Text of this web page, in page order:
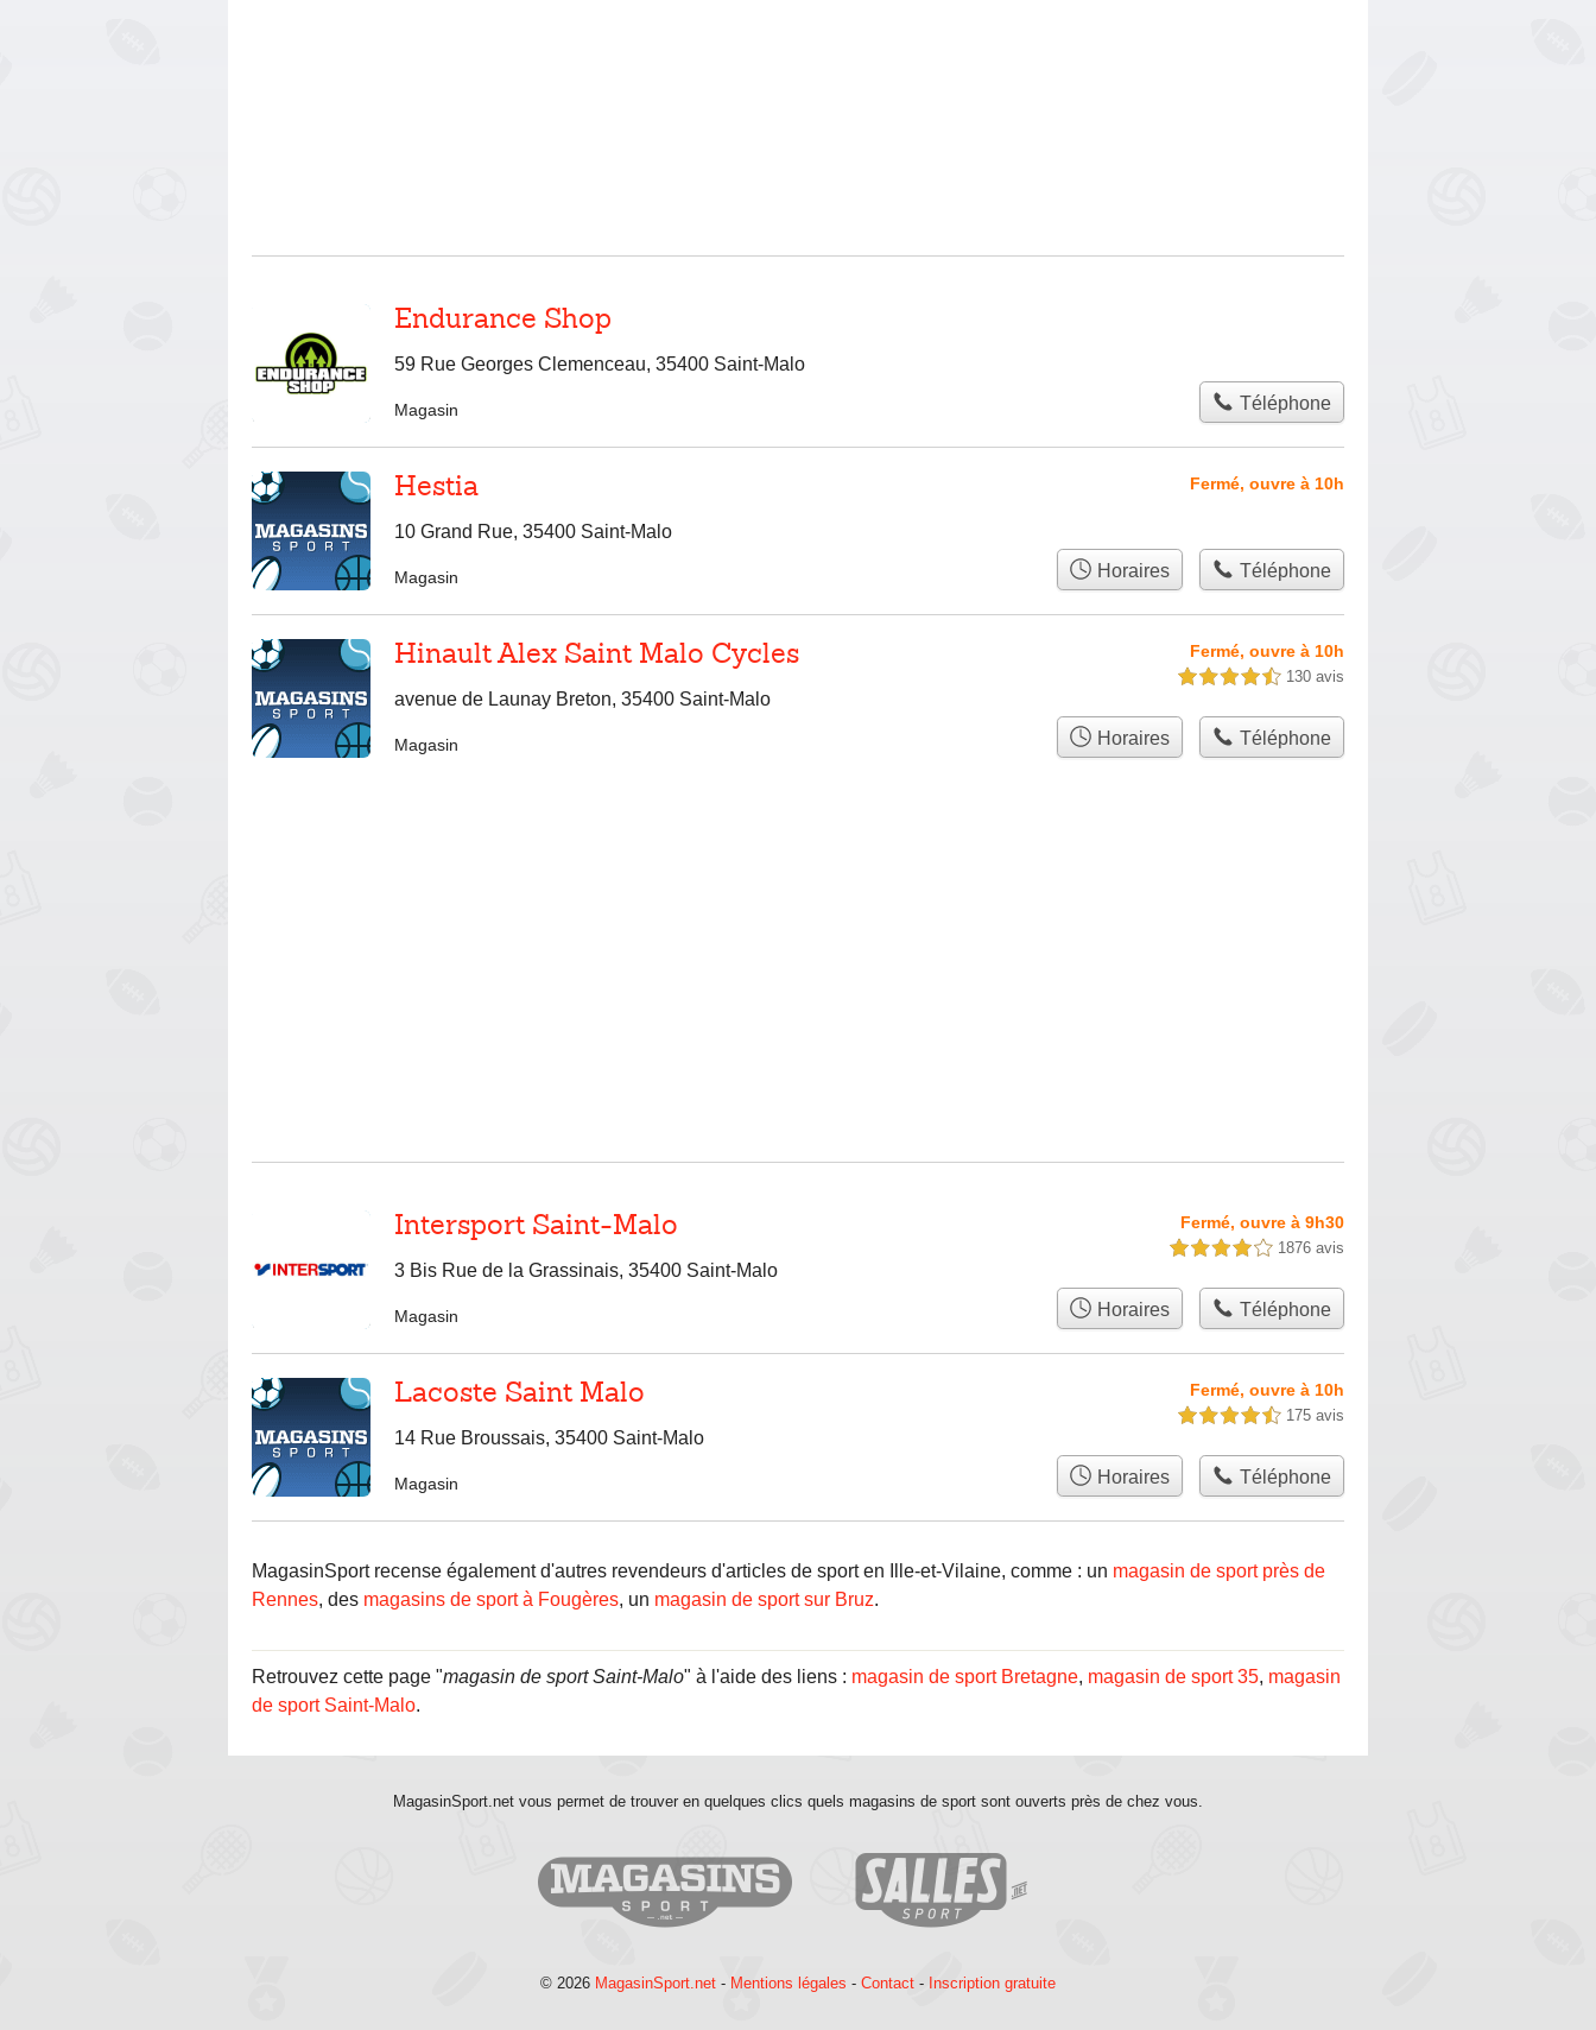
Endurance Shop
59 Rue Georges Clemenceau, 35400 Saint-Malo
Magasin Téléphone
Hestia
10 Grand Rue, 35400 Saint-Malo
Fermé, ouvre à 10h
Magasin Horaires Téléphone
Hinault Alex Saint Malo Cycles
avenue de Launay Breton, 35400 Saint-Malo
Fermé, ouvre à 10h
4,5 étoiles sur 5 130 avis
Magasin Horaires Téléphone
Intersport Saint-Malo
3 Bis Rue de la Grassinais, 35400 Saint-Malo
Fermé, ouvre à 9h30
4,0 étoiles sur 5 1876 avis
Magasin Horaires Téléphone
Lacoste Saint Malo
14 Rue Broussais, 35400 Saint-Malo
Fermé, ouvre à 10h
4,5 étoiles sur 5 175 avis
Magasin Horaires Téléphone
MagasinSport recense également d'autres revendeurs d'articles de sport en Ille-et-Vilaine, comme : un magasin de sport près de
Rennes, des magasins de sport à Fougères, un magasin de sport sur Bruz.
Retrouvez cette page "magasin de sport Saint-Malo" à l'aide des liens : magasin de sport Bretagne, magasin de sport 35, magasin
de sport Saint-Malo.
MagasinSport.net vous permet de trouver en quelques clics quels magasins de sport sont ouverts près de chez vous.
© 2026 MagasinSport.net - Mentions légales - Contact - Inscription gratuite